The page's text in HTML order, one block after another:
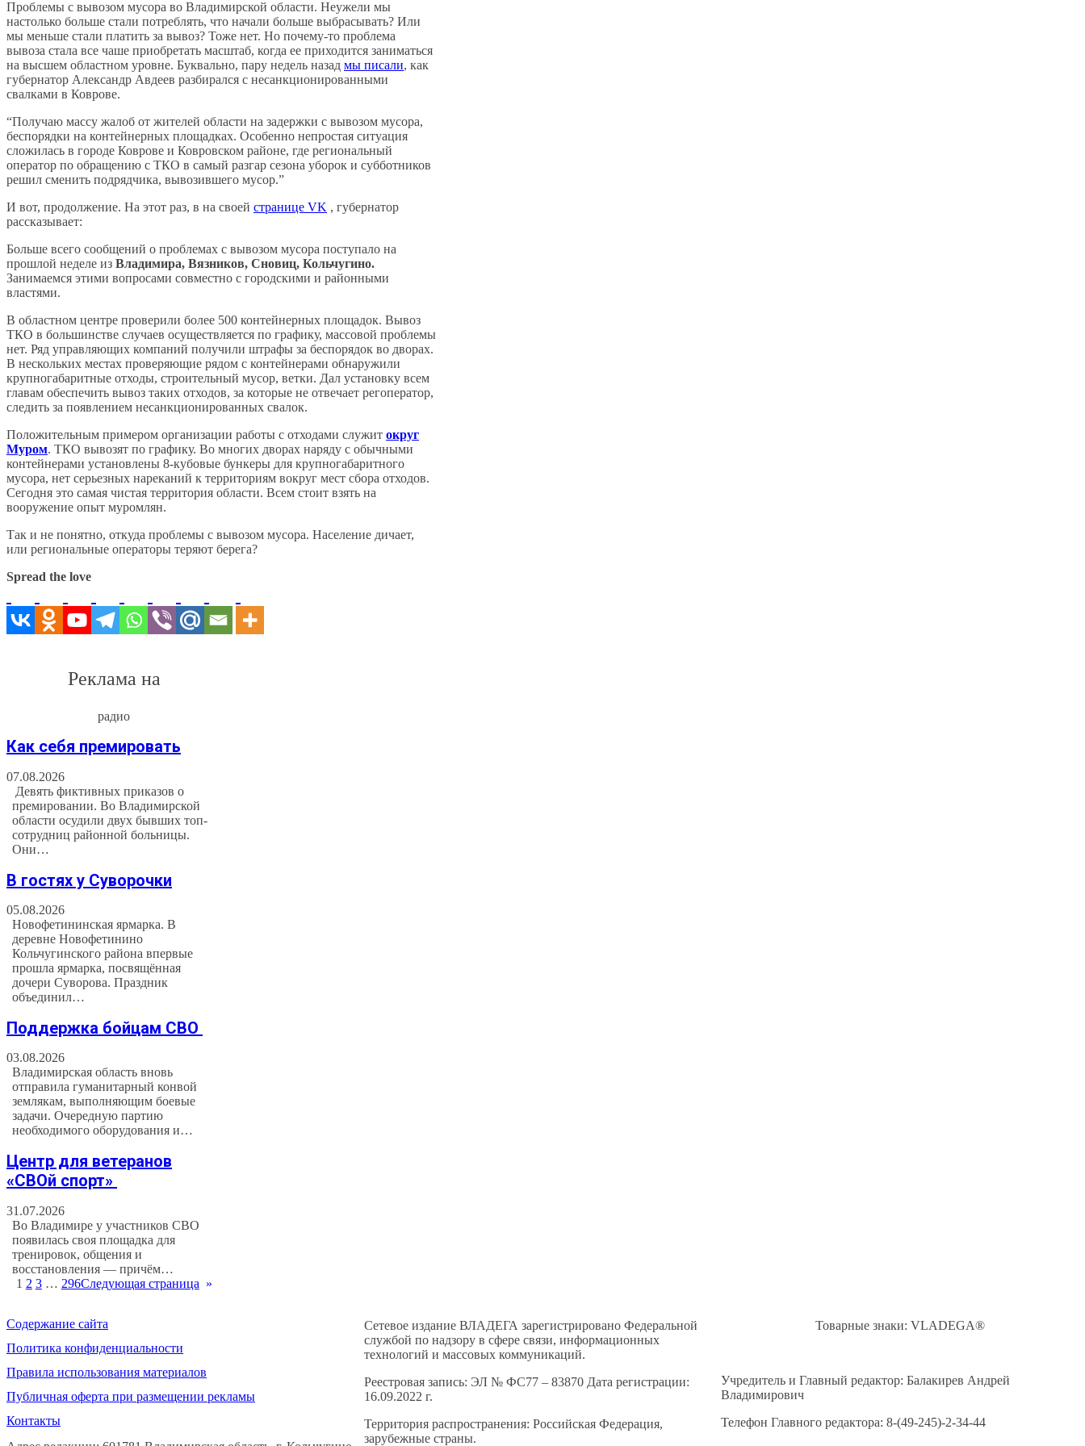
Проблемы с вывозом мусора во Владимирской области. Неужели мы
настолько больше стали потреблять, что начали больше выбрасывать? Или
мы меньше стали платить за вывоз? Тоже нет. Но почему-то проблема
вывоза стала все чаше приобретать масштаб, когда ее приходится заниматься
на высшем областном уровне. Буквально, пару недель назад мы писали, как
губернатор Александр Авдеев разбирался с несанкционированными
свалками в Коврове.
“Получаю массу жалоб от жителей области на задержки с вывозом мусора,
беспорядки на контейнерных площадках. Особенно непростая ситуация
сложилась в городе Коврове и Ковровском районе, где региональный
оператор по обращению с ТКО в самый разгар сезона уборок и субботников
решил сменить подрядчика, вывозившего мусор.”
И вот, продолжение. На этот раз, в на своей странице VK , губернатор
рассказывает:
Больше всего сообщений о проблемах с вывозом мусора поступало на
прошлой неделе из Владимира, Вязников, Сновиц, Кольчугино.
Занимаемся этими вопросами совместно с городскими и районными
властями.
В областном центре проверили более 500 контейнерных площадок. Вывоз
ТКО в большинстве случаев осуществляется по графику, массовой проблемы
нет. Ряд управляющих компаний получили штрафы за беспорядок во дворах.
В нескольких местах проверяющие рядом с контейнерами обнаружили
крупногабаритные отходы, строительный мусор, ветки. Дал установку всем
главам обеспечить вывоз таких отходов, за которые не отвечает регоператор,
следить за появлением несанкционированных свалок.
Положительным примером организации работы с отходами служит округ
Муром. ТКО вывозят по графику. Во многих дворах наряду с обычными
контейнерами установлены 8-кубовые бункеры для крупногабаритного
мусора, нет серьезных нареканий к территориям вокруг мест сбора отходов.
Сегодня это самая чистая территория области. Всем стоит взять на
вооружение опыт муромлян.
Так и не понятно, откуда проблемы с вывозом мусора. Население дичает,
или региональные операторы теряют берега?
Spread the love
Реклама на
радио
Как себя премировать
07.08.2026
Девять фиктивных приказов о
премировании. Во Владимирской
области осудили двух бывших топ-
сотрудниц районной больницы.
Они…
В гостях у Суворочки
05.08.2026
Новофетининская ярмарка. В
деревне Новофетинино
Кольчугинского района впервые
прошла ярмарка, посвящённая
дочери Суворова. Праздник
объединил…
Поддержка бойцам СВО
03.08.2026
Владимирская область вновь
отправила гуманитарный конвой
землякам, выполняющим боевые
задачи. Очередную партию
необходимого оборудования и…
Центр для ветеранов
«СВОй спорт»
31.07.2026
Во Владимире у участников СВО
появилась своя площадка для
тренировок, общения и
восстановления — причём…
1 2 3 … 296Следующая страница »
Содержание сайта
Политика конфиденциальности
Правила использования материалов
Публичная оферта при размещении рекламы
Контакты
Сетевое издание ВЛАДЕГА зарегистрировано Федеральной
службой по надзору в сфере связи, информационных
технологий и массовых коммуникаций.
Реестровая запись: ЭЛ № ФС77 – 83870 Дата регистрации:
16.09.2022 г.
Территория распространения: Российская Федерация,
зарубежные страны.
Товарные знаки: VLADEGA®
Учредитель и Главный редактор: Балакирев Андрей
Владимирович
Телефон Главного редактора: 8-(49-245)-2-34-44